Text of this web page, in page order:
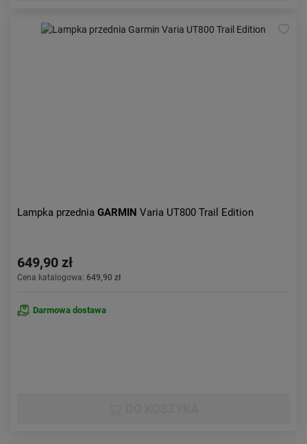
Lampka przednia GARMIN Varia UT800 Trail Edition
649,90 zł
Cena katalogowa: 649,90 zł
Darmowa dostawa